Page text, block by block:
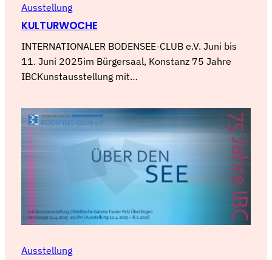
Ausstellung
KULTURWOCHE
INTERNATIONALER BODENSEE-CLUB e.V. Juni bis
11. Juni 2025im Bürgersaal, Konstanz 75 Jahre
IBCKunstausstellung mit…
Ausstellung